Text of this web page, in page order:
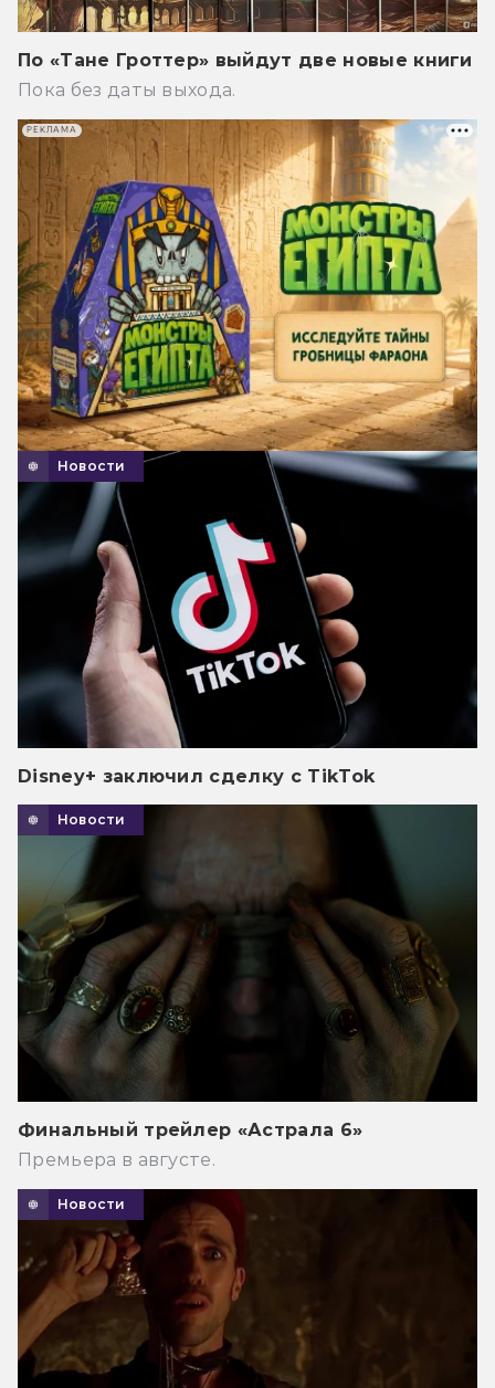
По «Тане Гроттер» выйдут две новые книги
Пока без даты выхода.
Новости
Disney+ заключил сделку с TikTok
Новости
Финальный трейлер «Астрала 6»
Премьера в августе.
Новости
РЕКЛАМА